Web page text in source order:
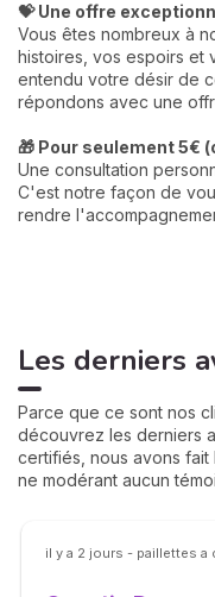
💝 Une offre
Vous êtes nombreux à
histoires, vos espoirs et
entendu votre désir de
répondons avec une
🎁 Pour seulement 5€
Une consultation
C'est notre façon de
rendre
Les derniers
Parce que ce sont nos
découvrez les derniers
certifiés, nous avons
ne modérant aucun
il y a 2 jours - paillettes a